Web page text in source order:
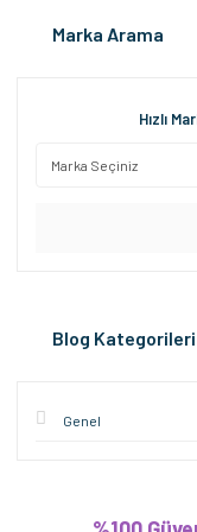
Marka Arama
Hızlı
Blog Kategorileri
Genel